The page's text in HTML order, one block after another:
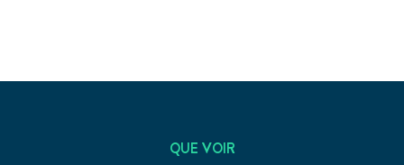
QUE VOIR